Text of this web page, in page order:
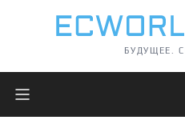
БУДУЩЕЕ.
Открыть главное меню